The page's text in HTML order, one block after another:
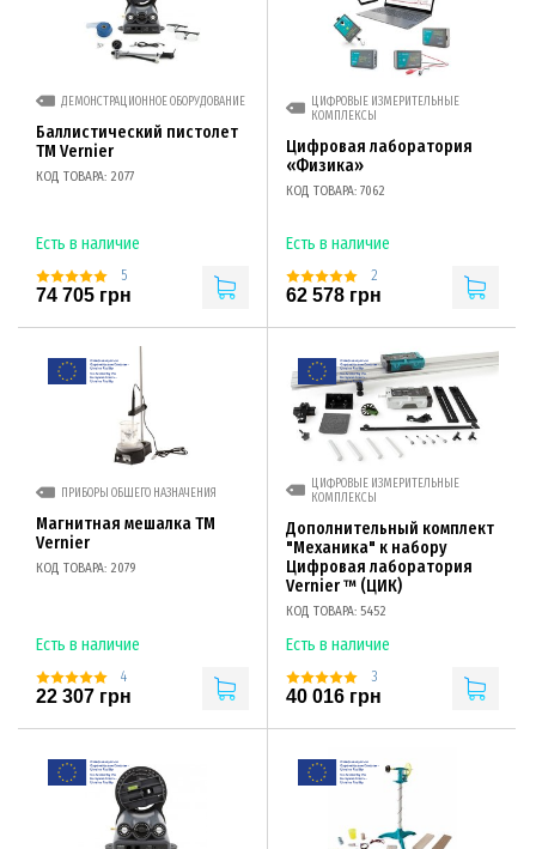
ДЕМОНСТРАЦИОННОЕ ОБОРУДОВАНИЕ
Баллистический пистолет
ТМ Vernier
КОД ТОВАРА: 2077
Есть в наличие
5
74 705 грн
ЦИФРОВЫЕ ИЗМЕРИТЕЛЬНЫЕ
КОМПЛЕКСЫ
Цифровая лаборатория
«Физика»
КОД ТОВАРА: 7062
Есть в наличие
2
62 578 грн
ПРИБОРЫ ОБЩЕГО НАЗНАЧЕНИЯ
Магнитная мешалка ТМ
Vernier
КОД ТОВАРА: 2079
Есть в наличие
4
22 307 грн
ЦИФРОВЫЕ ИЗМЕРИТЕЛЬНЫЕ
КОМПЛЕКСЫ
Дополнительный комплект
"Механика" к набору
Цифровая лаборатория
Vernier ™ (ЦИК)
КОД ТОВАРА: 5452
Есть в наличие
3
40 016 грн